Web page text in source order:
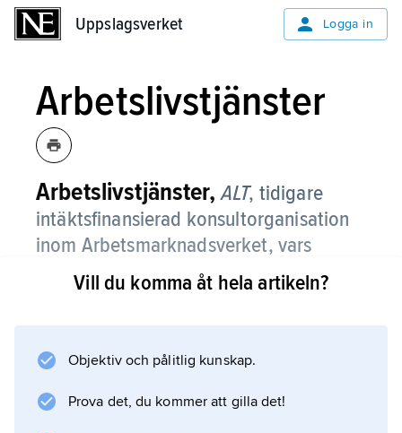
Uppslagsverket Logga in
Arbetslivstjänster
Arbetslivstjänster, ALT, tidigare
intäktsfinansierad konsultorganisation
inom Arbetsmarknadsverket, vars
verksamhet syftade till att förhindra
utslagning av anställda från arbetslivet.
Resurs AB och bildade
.
Vill du komma åt hela artikeln?
Objektiv och pålitlig kunskap.
Prova det, du kommer att gilla det!